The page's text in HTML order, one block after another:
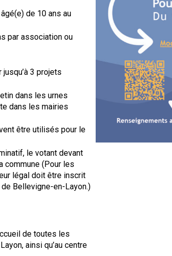
de 10 ans au
par association ou
3 projets
dans les urnes
dans les mairies
être utilisés pour le
le votant devant
(Pour les
légal doit être inscrit
Bellevigne-en-Layon.)
de toutes les
ainsi qu’au centre